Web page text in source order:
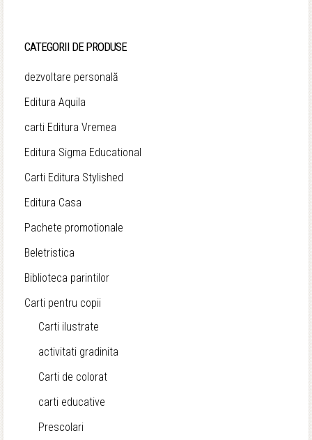
CATEGORII DE PRODUSE
dezvoltare personală
Editura Aquila
carti Editura Vremea
Editura Sigma Educational
Carti Editura Stylished
Editura Casa
Pachete promotionale
Beletristica
Biblioteca parintilor
Carti pentru copii
Carti ilustrate
activitati gradinita
Carti de colorat
carti educative
Prescolari